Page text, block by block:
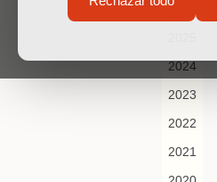
2026
2024
2023
2022
2021